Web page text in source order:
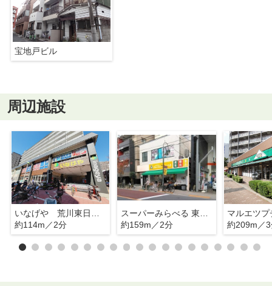
宝地戸ビル
周辺施設
いなげや 荒川東日暮里店
約114m／2分
スーパーみらべる 東日暮里店
約159m／2分
約209m／